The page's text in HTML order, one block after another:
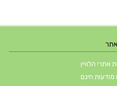
אתרי הלוויין
מודעות חינם